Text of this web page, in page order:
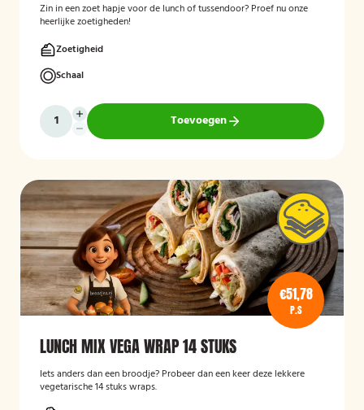
Zin in een zoet hapje voor de lunch of tussendoor? Proef nu onze
heerlijke zoetigheden!
Zoetigheid
Schaal
Toevoegen
€51,78
P.S
LUNCH MIX VEGA WRAP 14 STUKS
Iets anders dan een broodje? Probeer dan een keer deze lekkere
vegetarische 14 stuks wraps.